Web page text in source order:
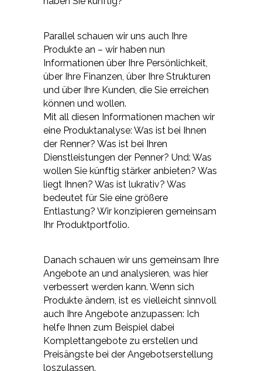
Parallel schauen wir uns auch Ihre
Produkte an – wir haben nun
Informationen über Ihre Persönlichkeit,
über Ihre Finanzen, über Ihre Strukturen
und über Ihre Kunden, die Sie erreichen
können und wollen.
Mit all diesen Informationen machen wir
eine Produktanalyse: Was ist bei Ihnen
der Renner? Was ist bei Ihren
Dienstleistungen der Penner? Und: Was
wollen Sie künftig stärker anbieten? Was
liegt Ihnen? Was ist lukrativ? Was
bedeutet für Sie eine größere
Entlastung? Wir konzipieren gemeinsam
Ihr Produktportfolio.
Danach schauen wir uns gemeinsam Ihre
Angebote an und analysieren, was hier
verbessert werden kann. Wenn sich
Produkte ändern, ist es vielleicht sinnvoll
auch Ihre Angebote anzupassen: Ich
helfe Ihnen zum Beispiel dabei
Komplettangebote zu erstellen und
Preisängste bei der Angebotserstellung
loszulassen.